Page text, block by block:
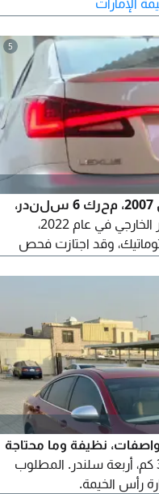
5
لكزس IS 250 دفع رباعي موديل 2007، محرك 6 سلندر،
ممشى 122,000 كم. تم تحديث المظهر الخارجي في عام 2022،
وقد اجتازت فحص
كاملة المواصفات، نظيفة وما محتاجة
شيء، مسرّفة بالكامل، ماشية 305,000 كم، أربعة سلندر. المطلوب